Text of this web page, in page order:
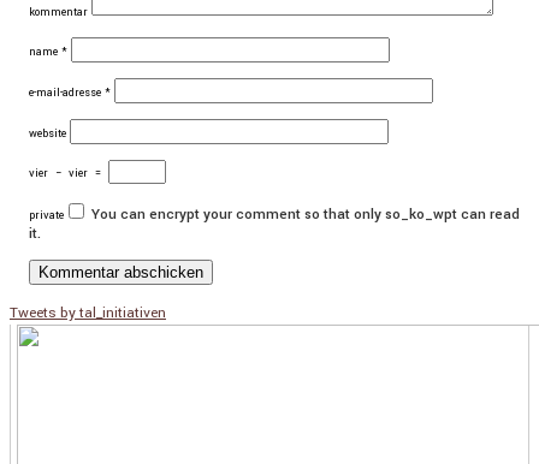
kommentar
name *
e-mail-adresse *
website
vier − vier =
private
You can encrypt your comment so that only so_ko_wpt can read
it.
Tweets by tal_initiativen